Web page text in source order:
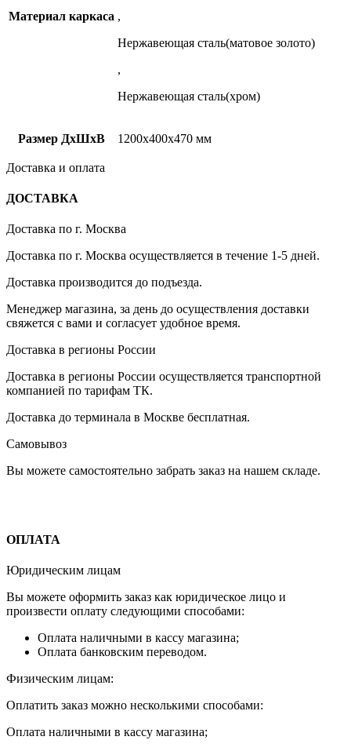
Материал каркаса ,
Нержавеющая сталь(матовое золото)
,
Нержавеющая сталь(хром)
Размер ДхШхВ 1200x400x470 мм
Доставка и оплата
ДОСТАВКА
Доставка по г. Москва
Доставка по г. Москва осуществляется в течение 1-5 дней.
Доставка производится до подъезда.
Менеджер магазина, за день до осуществления доставки
свяжется с вами и согласует удобное время.
Доставка в регионы России
Доставка в регионы России осуществляется транспортной
компанией по тарифам ТК.
Доставка до терминала в Москве бесплатная.
Самовывоз
Вы можете самостоятельно забрать заказ на нашем складе.
ОПЛАТА
Юридическим лицам
Вы можете оформить заказ как юридическое лицо и
произвести оплату следующими способами:
Оплата наличными в кассу магазина;
Оплата банковским переводом.
Физическим лицам:
Оплатить заказ можно несколькими способами:
Оплата наличными в кассу магазина;